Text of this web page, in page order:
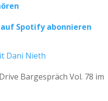
Spotify abonnieren
Bargespräch Vol. 78 im